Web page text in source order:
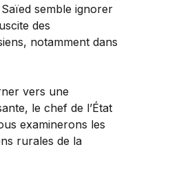
Saïed semble ignorer
des
notamment dans
vers une
le chef de l’État
examinerons les
rurales de la